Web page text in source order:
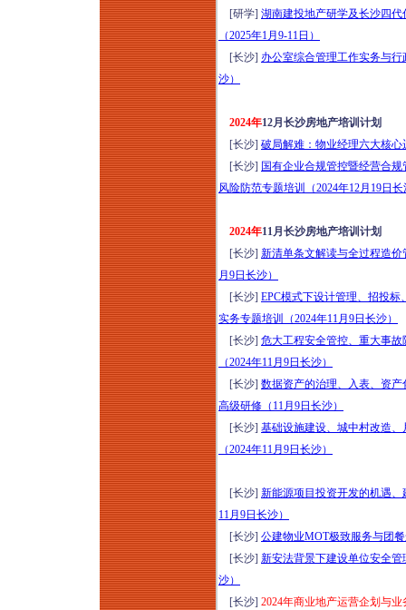
[研学] 湖南建投地产研学及长沙四
（2025年1月9-11日）
[长沙] 办公室综合管理工作实务与
沙）
2024年12月长沙房地产培训计划
[长沙] 破局解难：物业经理六大核心
[长沙] 国有企业合规管控暨经营合
风险防范专题培训（2024年12月19日
2024年11月长沙房地产培训计划
[长沙] 新清单条文解读与全过程造
月9日长沙）
[长沙] EPC模式下设计管理、招投
实务专题培训（2024年11月9日长沙）
[长沙] 危大工程安全管控、重大事
（2024年11月9日长沙）
[长沙] 数据资产的治理、入表、资
高级研修（11月9日长沙）
[长沙] 基础设施建设、城中村改造
（2024年11月9日长沙）
[长沙] 新能源项目投资开发的机遇
11月9日长沙）
[长沙] 公建物业MOT极致服务与团
[长沙] 新安法背景下建设单位安全管
沙）
[长沙] 2024年商业地产运营企划与